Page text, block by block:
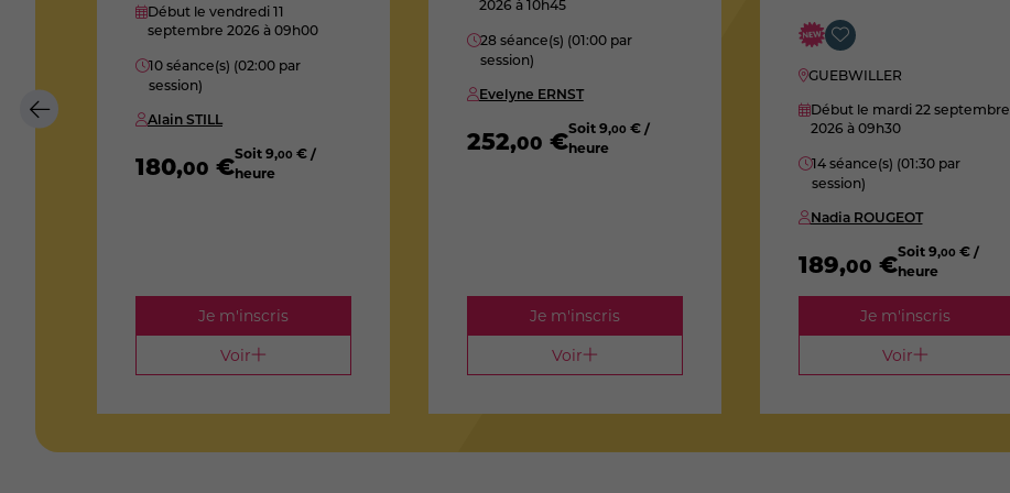
Début le vendredi 11
septembre 2026 à 09h00
10 séance(s) (02:00 par
session)
Alain STILL
180,00 €Soit9,00 € /
heure
Je m'inscris
Voir
2026 à 10h45
28 séance(s) (01:00 par
session)
Evelyne ERNST
252,00 €Soit9,00 € /
heure
Je m'inscris
Voir
GUEBWILLER
Début le mardi 22 septembre
2026 à 09h30
14 séance(s) (01:30 par
session)
Nadia ROUGEOT
189,00 €Soit9,00 € /
heure
Je m'inscris
Voir